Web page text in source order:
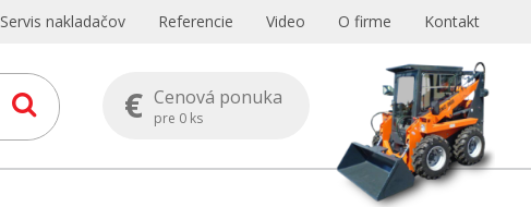
€ Cenová ponuka
pre 0 ks
Servis nakladačov Referencie Video O firme Kontakt